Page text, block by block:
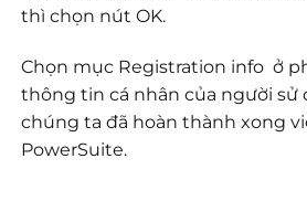
thì chọn nút OK.
Chọn mục Registration info ở
thông tin cá nhân của người sử
chúng ta đã hoàn thành xong
PowerSuite.